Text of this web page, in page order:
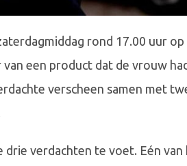
rond 17.00 uur
een product dat de vrouw
verscheen samen met
verdachten te voet. Eén